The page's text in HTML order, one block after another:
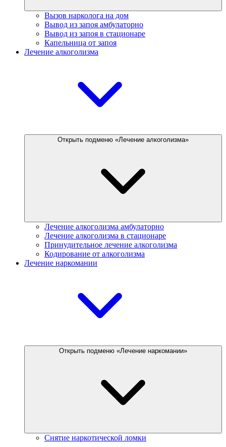
Вызов нарколога на дом
Вывод из запоя амбулаторно
Вывод из запоя в стационаре
Капельница от запоя
Лечение алкоголизма
Открыть подменю «Лечение алкоголизма»
Лечение алкоголизма амбулаторно
Лечение алкоголизма в стационаре
Принудительное лечение алкоголизма
Кодирование от алкоголизма
Лечение наркомании
Открыть подменю «Лечение наркомании»
Снятие наркотической ломки